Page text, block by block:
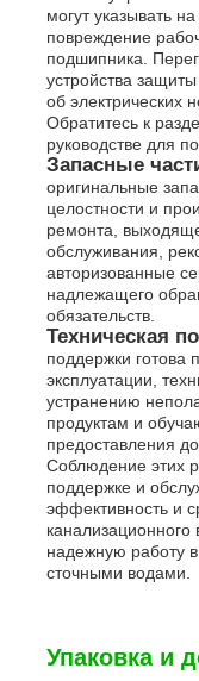
могут указывать
повреждение
подшипника.
устройства
об электрических
Обратитесь к
руководстве для
Запасные
оригинальные
целостности и
ремонта,
обслуживания,
авторизованные
надлежащего
обязательств.
Техническая
поддержки готова
эксплуатации,
устранению
продуктам и
предоставления
Соблюдение этих
поддержке и
эффективность и
канализационного
надежную работу
сточными водами.
Упаковка и